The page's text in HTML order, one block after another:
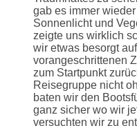
gab es immer
Sonnenlicht und
zeigte uns wirklich
wir etwas besorgt
vorangeschrittenen
zum Startpunkt
Reisegruppe nicht
baten wir den
ganz sicher wo wir
versuchten wir zu